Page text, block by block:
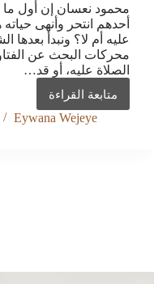
محمود نعسان إن أول ما
أحدهم انتحر وأنهى
عليه أم لا؟ ونبدأ
محركات البحث عن
الصلاة عليه، أو قد…
متابعة القراءة
الانتحار:
ظاهرة
Eywana Wejeye